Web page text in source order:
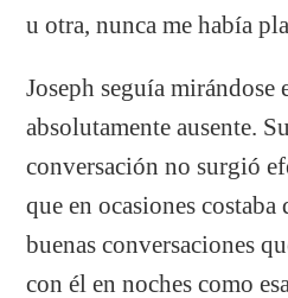
u otra, nunca me había
Joseph seguía mirándose
absolutamente ausente.
conversación no surgió
que en ocasiones costaba
buenas conversaciones
con él en noches como